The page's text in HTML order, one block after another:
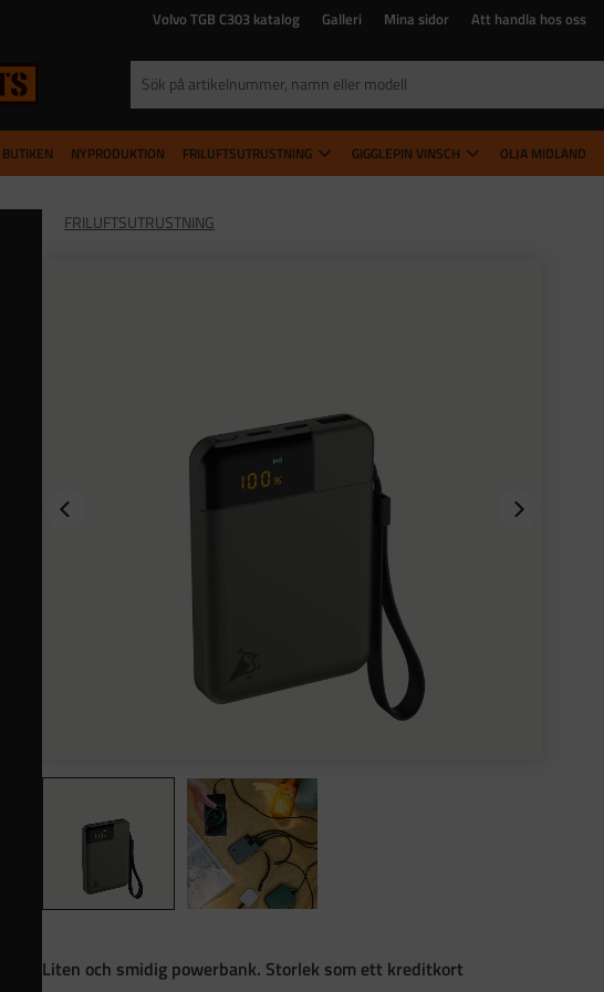
Volvo TGB C303 katalog Galleri Mina sidor Att handla hos oss
NYPRODUKTION FRILUFTSUTRUSTNING GIGGLEPIN VINSCH OLJA MIDLAND
FRILUFTSUTRUSTNING
Liten och smidig powerbank. Storlek som ett kreditkort